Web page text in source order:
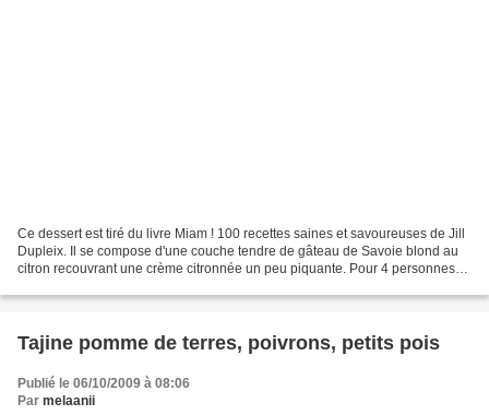
Ce dessert est tiré du livre Miam ! 100 recettes saines et savoureuses de Jill
Dupleix. Il se compose d'une couche tendre de gâteau de Savoie blond au
citron recouvrant une crème citronnée un peu piquante. Pour 4 personnes
Tajine pomme de terres, poivrons, petits pois
Publié le 06/10/2009 à 08:06
Par melaanii